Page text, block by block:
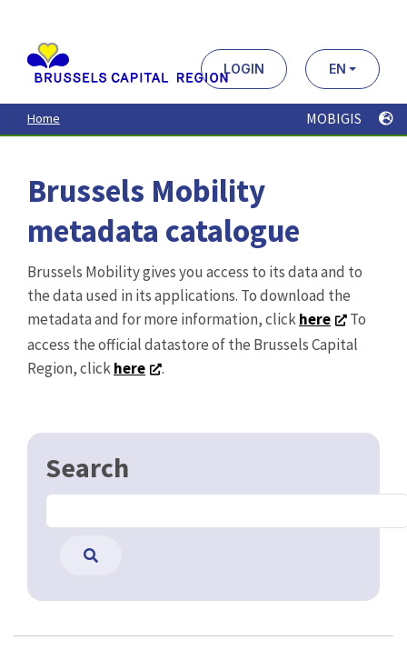
contenu
principal
LOGIN EN
Home MOBIGIS
Brussels Mobility
metadata catalogue
Brussels Mobility gives you access to its data and to
the data used in its applications. To download the
metadata and for more information, clickhere
To
access the official datastore of the Brussels Capital
Region, clickhere .
Search